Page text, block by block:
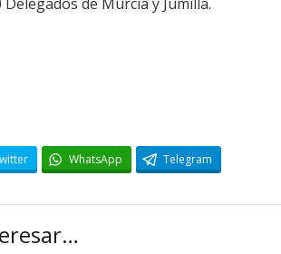
WhatsApp Telegram